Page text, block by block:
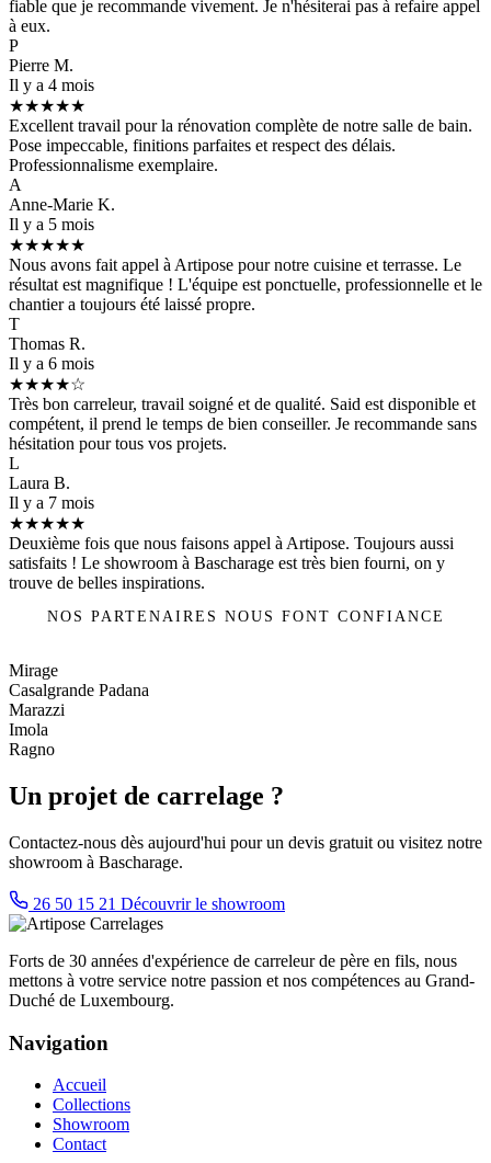
fiable que je recommande vivement. Je n'hésiterai pas à refaire appel
à eux.
P
Pierre M.
Il y a 4 mois
★★★★★
Excellent travail pour la rénovation complète de notre salle de bain.
Pose impeccable, finitions parfaites et respect des délais.
Professionnalisme exemplaire.
A
Anne-Marie K.
Il y a 5 mois
★★★★★
Nous avons fait appel à Artipose pour notre cuisine et terrasse. Le
résultat est magnifique ! L'équipe est ponctuelle, professionnelle et le
chantier a toujours été laissé propre.
T
Thomas R.
Il y a 6 mois
★★★★☆
Très bon carreleur, travail soigné et de qualité. Said est disponible et
compétent, il prend le temps de bien conseiller. Je recommande sans
hésitation pour tous vos projets.
L
Laura B.
Il y a 7 mois
★★★★★
Deuxième fois que nous faisons appel à Artipose. Toujours aussi
satisfaits ! Le showroom à Bascharage est très bien fourni, on y
trouve de belles inspirations.
NOS PARTENAIRES NOUS FONT CONFIANCE
Mirage
Casalgrande Padana
Marazzi
Imola
Ragno
Un projet de carrelage ?
Contactez-nous dès aujourd'hui pour un devis gratuit ou visitez notre
showroom à Bascharage.
26 50 15 21 Découvrir le showroom
Forts de 30 années d'expérience de carreleur de père en fils, nous
mettons à votre service notre passion et nos compétences au Grand-
Duché de Luxembourg.
Navigation
Accueil
Collections
Showroom
Contact